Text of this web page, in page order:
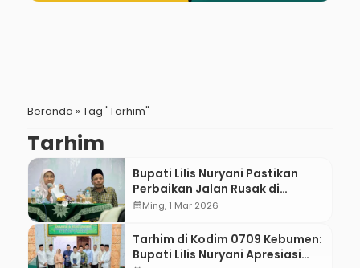
Beranda » Tag "Tarhim"
Tarhim
Bupati Lilis Nuryani Pastikan
Perbaikan Jalan Rusak di
Kebumen Berlanjut Pasca-
calendar_monthMing, 1 Mar 2026
Tarhim di Kodim 0709 Kebumen:
Bupati Lilis Nuryani Apresiasi